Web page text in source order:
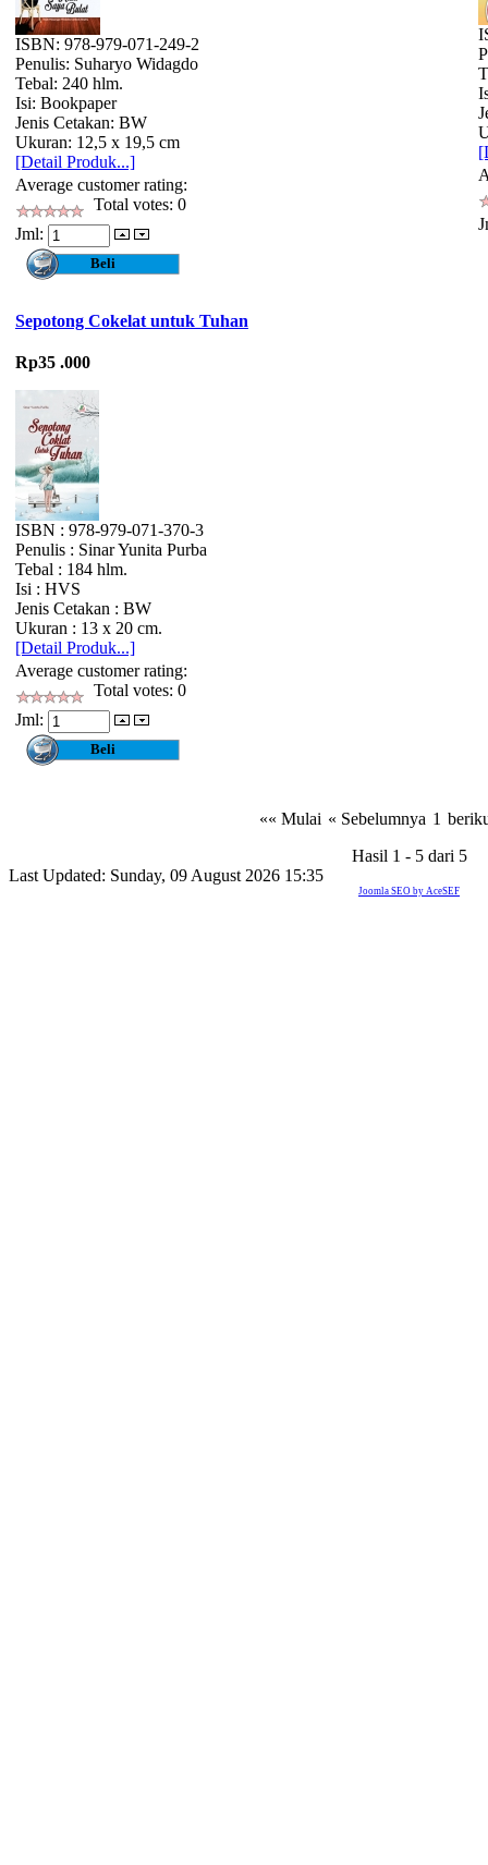
ISBN: 978-979-071-249-2
Penulis: Suharyo Widagdo
Tebal: 240 hlm.
Isi: Bookpaper
Jenis Cetakan: BW
Ukuran: 12,5 x 19,5 cm
[Detail Produk...]
Average customer rating:
Total votes: 0
Jml:
Sepotong Cokelat untuk Tuhan
Rp35 .000
ISBN : 978-979-071-370-3
Penulis : Sinar Yunita Purba
Tebal : 184 hlm.
Isi : HVS
Jenis Cetakan : BW
Ukuran : 13 x 20 cm.
[Detail Produk...]
Average customer rating:
Total votes: 0
Jml:
«« Mulai « Sebelumnya 1
Hasil 1 - 5 dari 5
Last Updated: Sunday, 09 August 2026 15:35
Joomla SEO by AceSEF